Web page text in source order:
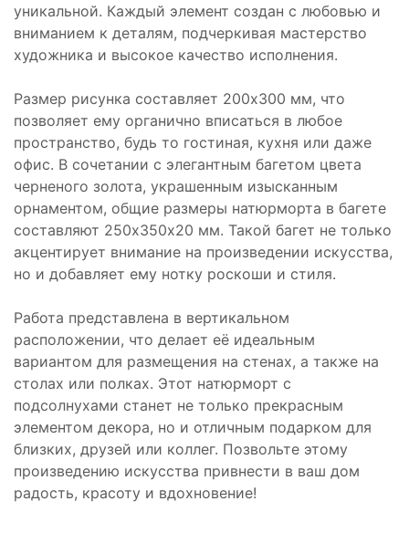
уникальной. Каждый элемент создан с любовью и
вниманием к деталям, подчеркивая мастерство
художника и высокое качество исполнения.
Размер рисунка составляет 200х300 мм, что
позволяет ему органично вписаться в любое
пространство, будь то гостиная, кухня или даже
офис. В сочетании с элегантным багетом цвета
черненого золота, украшенным изысканным
орнаментом, общие размеры натюрморта в багете
составляют 250х350х20 мм. Такой багет не только
акцентирует внимание на произведении искусства,
но и добавляет ему нотку роскоши и стиля.
Работа представлена в вертикальном
расположении, что делает её идеальным
вариантом для размещения на стенах, а также на
столах или полках. Этот натюрморт с
подсолнухами станет не только прекрасным
элементом декора, но и отличным подарком для
близких, друзей или коллег. Позвольте этому
произведению искусства привнести в ваш дом
радость, красоту и вдохновение!